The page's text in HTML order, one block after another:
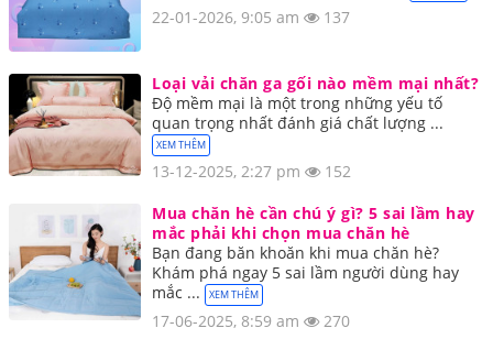
22-01-2026, 9:05 am 137
Loại vải chăn ga gối nào mềm mại nhất?
Độ mềm mại là một trong những yếu tố
quan trọng nhất đánh giá chất lượng ...
XEM THÊM
13-12-2025, 2:27 pm
152
Mua chăn hè cần chú ý gì? 5 sai lầm hay
mắc phải khi chọn mua chăn hè
Bạn đang băn khoăn khi mua chăn hè?
Khám phá ngay 5 sai lầm người dùng hay
mắc ...
XEM THÊM
17-06-2025, 8:59 am
270